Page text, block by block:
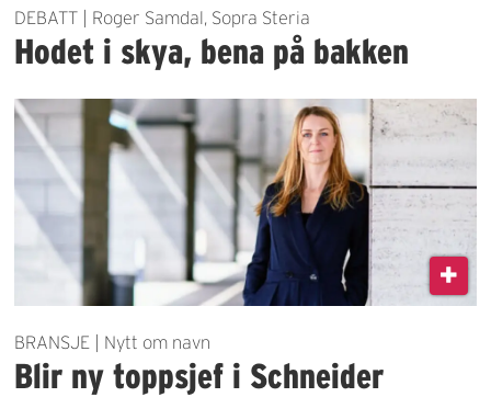
DEBATT | Roger Samdal, Sopra Steria
Hodet i skya, bena på bakken
BRANSJE | Nytt om navn
Blir ny toppsjef i Schneider